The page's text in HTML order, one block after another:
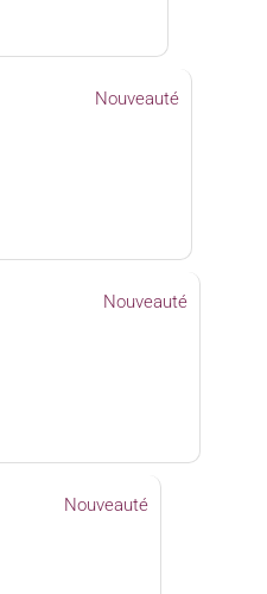
Nouveauté
Nouveauté
Nouveauté